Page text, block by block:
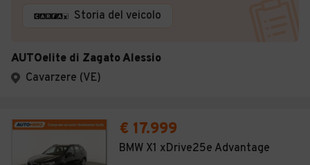
Storia del veicolo
AUTOelite di Zagato Alessio
Cavarzere (VE)
€ 17.999
BMW X1 xDrive25e Advantage